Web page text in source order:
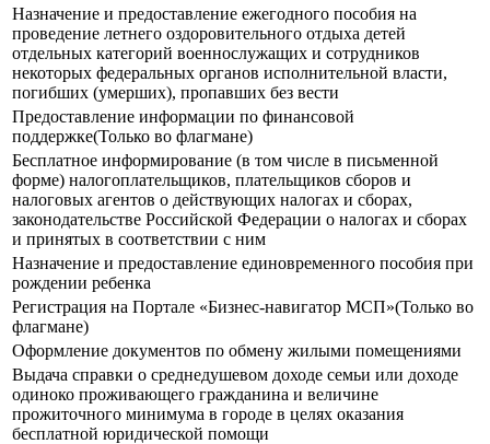
Назначение и предоставление ежегодного пособия на
проведение летнего оздоровительного отдыха детей
отдельных категорий военнослужащих и сотрудников
некоторых федеральных органов исполнительной власти,
погибших (умерших), пропавших без вести
Предоставление информации по финансовой
поддержке(Только во флагмане)
Бесплатное информирование (в том числе в письменной
форме) налогоплательщиков, плательщиков сборов и
налоговых агентов о действующих налогах и сборах,
законодательстве Российской Федерации о налогах и сборах
и принятых в соответствии с ним
Назначение и предоставление единовременного пособия при
рождении ребенка
Регистрация на Портале «Бизнес-навигатор МСП»(Только во
флагмане)
Оформление документов по обмену жилыми помещениями
Выдача справки о среднедушевом доходе семьи или доходе
одиноко проживающего гражданина и величине
прожиточного минимума в городе в целях оказания
бесплатной юридической помощи